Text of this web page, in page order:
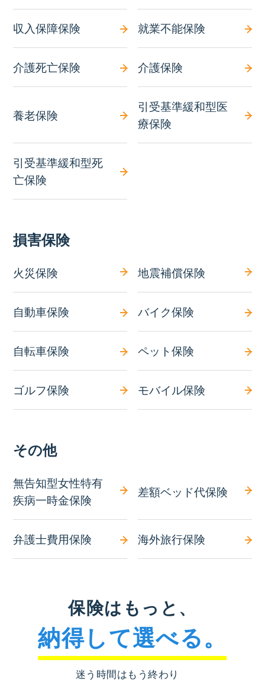
収入保障保険 就業不能保険
介護死亡保険 介護保険
養老保険
引受基準緩和型医
療保険
引受基準緩和型死
亡保険
損害保険
火災保険 地震補償保険
自動車保険 バイク保険
自転車保険 ペット保険
ゴルフ保険 モバイル保険
その他
無告知型女性特有
疾病一時金保険
差額ベッド代保険
弁護士費用保険 海外旅行保険
保険はもっと、
納得して選べる。
迷う時間はもう終わり